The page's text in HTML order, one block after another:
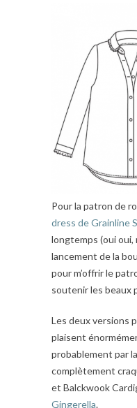
Pour la patron de
dress de Grainline
longtemps (oui oui,
lancement de la
pour m’offrir le
soutenir les beaux
Les deux versions
plaisent
probablement par
complètement
et Balckwook
Gingerella.